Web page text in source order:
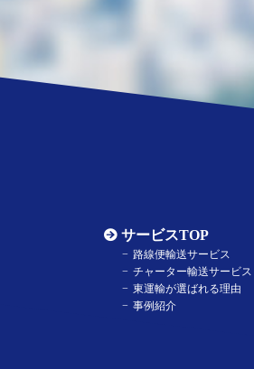
サービスTOP
路線便輸送サービス
チャーター輸送サービス
東運輸が選ばれる理由
事例紹介